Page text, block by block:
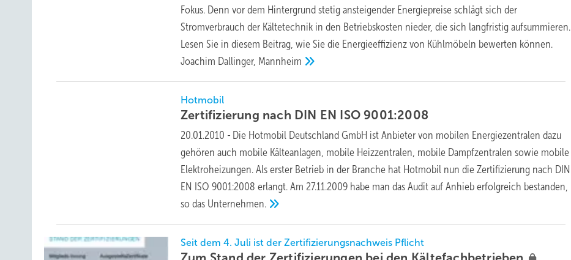
Fokus. Denn vor dem Hintergrund stetig ansteigender Energiepreise schlägt sich der
Stromverbrauch der Kältetechnik in den Betriebskosten nieder, die sich langfristig aufsummieren.
Lesen Sie in diesem Beitrag, wie Sie die Energieeffizienz von Kühlmöbeln bewerten können.
Joachim Dallinger, Mannheim
Hotmobil
Zertifizierung nach DIN EN ISO 9001:2008
20.01.2010 - Die Hotmobil Deutschland GmbH ist Anbieter von mobilen Energiezentralen dazu
gehören auch mobile Kälteanlagen, mobile Heizzentralen, mobile Dampfzentralen sowie mobile
Elektroheizungen. Als erster Betrieb in der Branche hat Hotmobil nun die Zertifizierung nach DIN
EN ISO 9001:2008 erlangt. Am 27.11.2009 habe man das Audit auf Anhieb erfolgreich bestanden,
so das Unternehmen.
Seit dem 4. Juli ist der Zertifizierungsnachweis Pflicht